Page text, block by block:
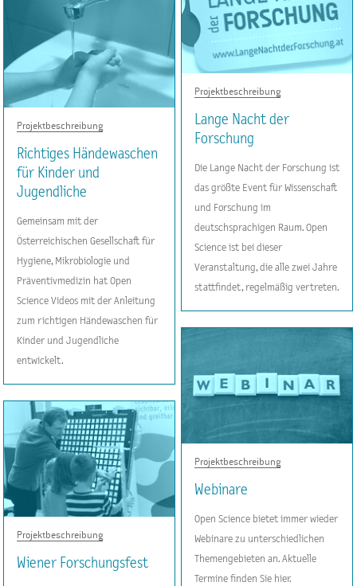
Projektbeschreibung
Lange Nacht der
Forschung
Die Lange Nacht der Forschung ist
das größte Event für Wissenschaft
und Forschung im
deutschsprachigen Raum. Open
Science ist bei dieser
Veranstaltung, die alle zwei Jahre
stattfindet, regelmäßig vertreten.
Projektbeschreibung
Richtiges Händewaschen
für Kinder und
Jugendliche
Gemeinsam mit der
Österreichischen Gesellschaft für
Hygiene, Mikrobiologie und
Präventivmedizin hat Open
Science Videos mit der Anleitung
zum richtigen Händewaschen für
Kinder und Jugendliche
entwickelt.
Projektbeschreibung
Webinare
Open Science bietet immer wieder
Webinare zu unterschiedlichen
Themengebieten an. Aktuelle
Termine finden Sie hier.
Projektbeschreibung
Wiener Forschungsfest